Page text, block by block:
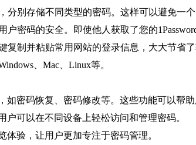
分别存储不同类型的密码。这样可以避免一
户密码的安全。即使他人获取了您的
复制并粘贴常用网站的登录信息，大大节省了
、Mac、Linux等。
如密码恢复、密码修改等。这些功能可以帮
户可以在不同设备上轻松访问和管理密码。
体验，让用户更加专注于密码管理。